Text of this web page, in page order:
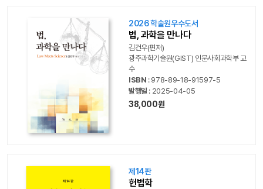
2026 학술원우수도서
법, 과학을 만나다
김건우(편저)
광주과학기술원(GIST) 인문사회과학부 교
수
ISBN : 978-89-18-91597-5
발행일 : 2025-04-05
38,000원
제14판
헌법학